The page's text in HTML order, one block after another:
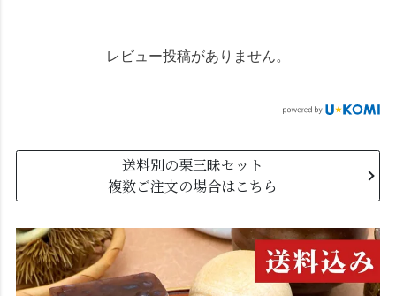
レビュー投稿がありません。
送料別の栗三昧セット
複数ご注文の場合はこちら